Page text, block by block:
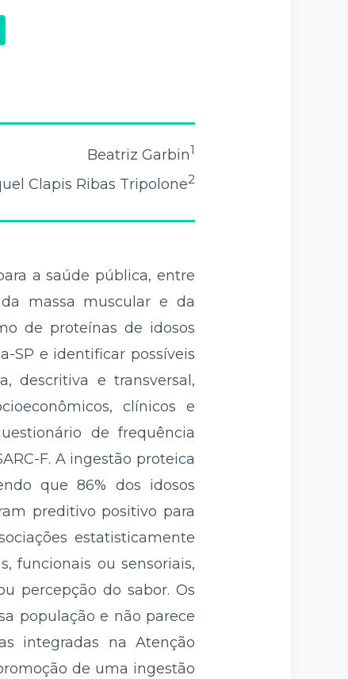
Beatriz Garbin1
Clapis Ribas Tripolone2
a saúde pública, entre
massa muscular e da
de proteínas de idosos
SP e identificar possíveis
descritiva e transversal,
clínicos e
de frequência
F. A ingestão proteica
que 86% dos idosos
preditivo positivo para
estatisticamente
funcionais ou sensoriais,
percepção do sabor. Os
população e não parece
integradas na Atenção
de uma ingestão